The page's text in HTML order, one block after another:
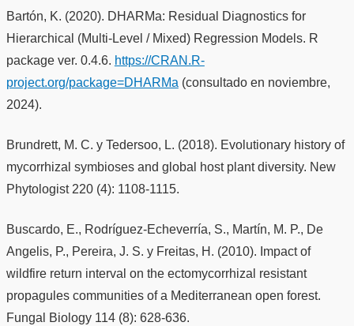
Bartón, K. (2020). DHARMa: Residual Diagnostics for
Hierarchical (Multi-Level / Mixed) Regression Models. R
package ver. 0.4.6. https://CRAN.R-
project.org/package=DHARMa (consultado en noviembre,
2024).
Brundrett, M. C. y Tedersoo, L. (2018). Evolutionary history of
mycorrhizal symbioses and global host plant diversity. New
Phytologist 220 (4): 1108-1115.
Buscardo, E., Rodríguez-Echeverría, S., Martín, M. P., De
Angelis, P., Pereira, J. S. y Freitas, H. (2010). Impact of
wildfire return interval on the ectomycorrhizal resistant
propagules communities of a Mediterranean open forest.
Fungal Biology 114 (8): 628-636.